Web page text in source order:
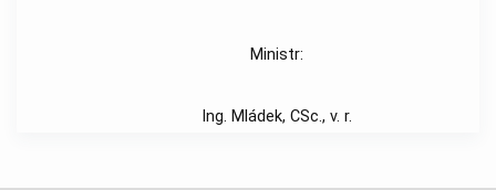
Ministr:
Ing. Mládek, CSc., v. r.